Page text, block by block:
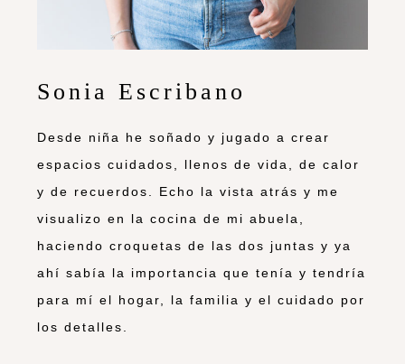
Sonia Escribano
Desde niña he soñado y jugado a crear
espacios cuidados, llenos de vida, de calor
y de recuerdos. Echo la vista atrás y me
visualizo en la cocina de mi abuela,
haciendo croquetas de las dos juntas y ya
ahí sabía la importancia que tenía y tendría
para mí el hogar, la familia y el cuidado por
los detalles.